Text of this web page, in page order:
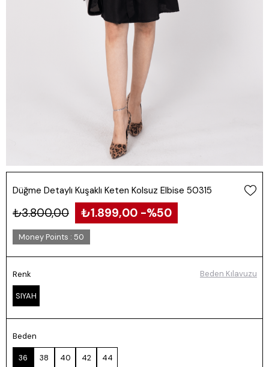
Düğme Detaylı Kuşaklı Keten Kolsuz Elbise 50315
₺3.800,00 ₺1.899,00 50
Money Points : 50
Renk
SIYAH
Beden
36 38 40 42 44
Beden Kılavuzu